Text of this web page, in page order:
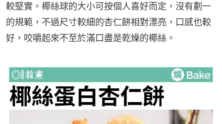
較堅實。椰絲球的大小可按個人喜好而定，沒有劃一
的規範，不過尺寸較細的杏仁餅相對漂亮，口感也較
好，咬嚼起來不至於滿口盡是乾燥的椰絲。